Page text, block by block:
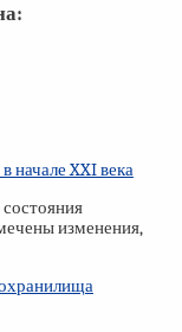
начале XXI века
изменения,